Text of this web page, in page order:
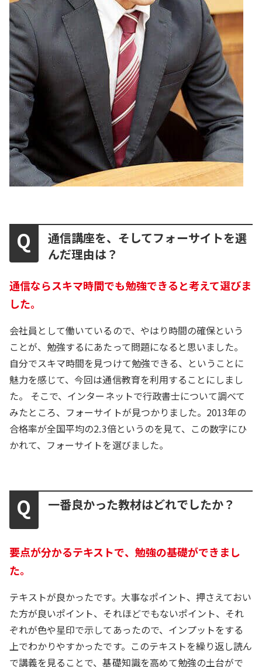
通信講座を、そしてフォーサイトを選
んだ理由は？
通信ならスキマ時間でも勉強できると考えて選びま
した。
会社員として働いているので、やはり時間の確保という
ことが、勉強するにあたって問題になると思いました。
自分でスキマ時間を見つけて勉強できる、ということに
魅力を感じて、今回は通信教育を利用することにしまし
た。 そこで、インターネットで行政書士について調べて
みたところ、フォーサイトが見つかりました。2013年の
合格率が全国平均の2.3倍というのを見て、この数字にひ
かれて、フォーサイトを選びました。
一番良かった教材はどれでしたか？
要点が分かるテキストで、勉強の基礎ができまし
た。
テキストが良かったです。大事なポイント、押さえておい
た方が良いポイント、それほどでもないポイント、それ
ぞれが色や星印で示してあったので、インプットをする
上でわかりやすかったです。このテキストを繰り返し読ん
で講義を見ることで、基礎知識を高めて勉強の土台がで